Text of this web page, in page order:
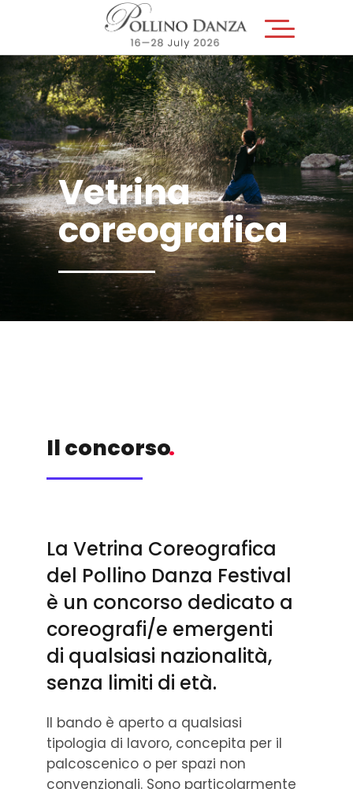
Vetrina
coreografica
Il concorso
.
La Vetrina Coreografica
del Pollino Danza Festival
è un concorso dedicato a
coreografi/e emergenti
di qualsiasi nazionalità,
senza limiti di età.
Il bando è aperto a qualsiasi
tipologia di lavoro, concepita per il
palcoscenico o per spazi non
convenzionali. Sono particolarmente